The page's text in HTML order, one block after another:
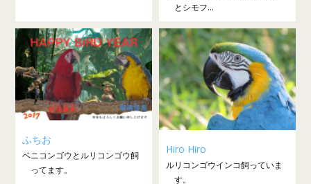
とシモフ...
ふちお
ベニコンゴウとルリコンゴウ飼
ってます。
Hiro Hiro
ルリコンゴウインコ飼っていま
す。